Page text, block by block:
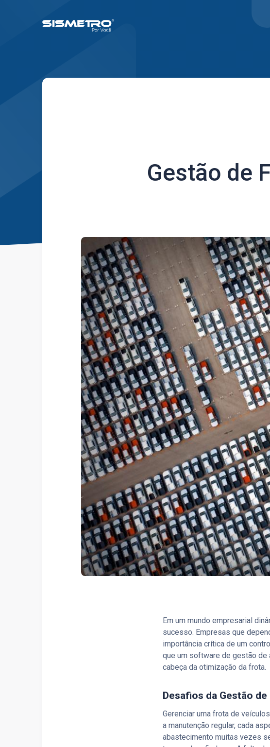
Gestão de
Em um mundo empresarial
sucesso. Empresas que
importância crítica de um
que um software de gestão de
cabeça da otimização da frota.
Desafios da Gestão
Gerenciar uma frota de
a manutenção regular, cada
abastecimento muitas vezes